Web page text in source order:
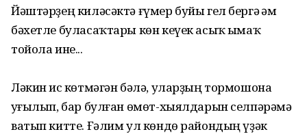
Йәштәрҙең киләсәктә ғүмер буйы гел бергә һәм
бәхетле буласаҡтары көн кеүек асыҡ һымаҡ
тойола ине...
Ләкин һис көтмәгән бәлә, уларҙың тормошона
һуғылып, бар булған өмөт-хыялдарын селпәрәмә
ватып китте. Ғәлим ул көндө райондың үҙәк